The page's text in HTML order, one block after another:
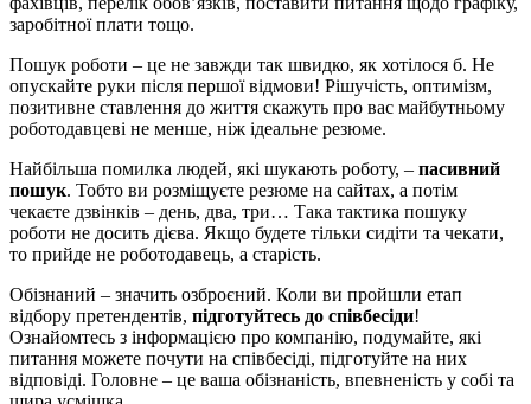
заробітної плати тощо.
Пошук роботи – це не завжди так швидко, як хотілося б. Не
опускайте руки після першої відмови! Рішучість, оптимізм,
позитивне ставлення до життя скажуть про вас майбутньому
роботодавцеві не менше, ніж ідеальне резюме.
Найбільша помилка людей, які шукають роботу, – пасивний
пошук. Тобто ви розміщуєте резюме на сайтах, а потім
чекаєте дзвінків – день, два, три… Така тактика пошуку
роботи не досить дієва. Якщо будете тільки сидіти та чекати,
то прийде не роботодавець, а старість.
Обізнаний – значить озброєний. Коли ви пройшли етап
відбору претендентів, підготуйтесь до співбесіди!
Ознайомтесь з інформацією про компанію, подумайте, які
питання можете почути на співбесіді, підготуйте на них
відповіді. Головне – це ваша обізнаність, впевненість у собі та